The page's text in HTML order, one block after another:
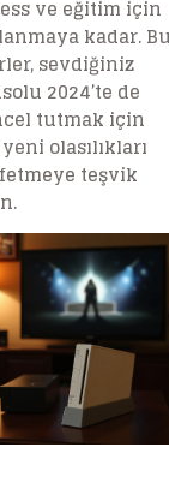
ve eğitim için
kadar. Bu
sevdiğiniz
2024’te de
tutmak için
olasılıkları
teşvik